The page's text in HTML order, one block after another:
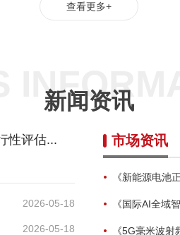
查看更多+
新闻资讯
性评估...
2026-05-18
2026-05-18
市场资讯